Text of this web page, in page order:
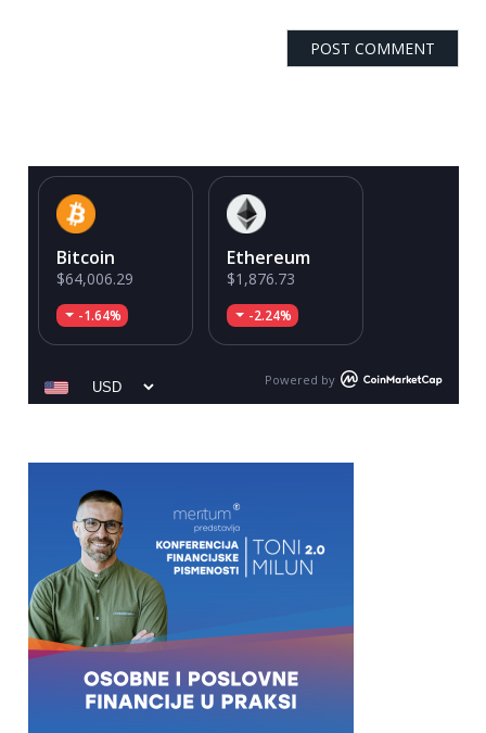
Bitcoin
$64,006.29
-1.64%
Ethereum
$1,876.73
-2.24%
Powered by